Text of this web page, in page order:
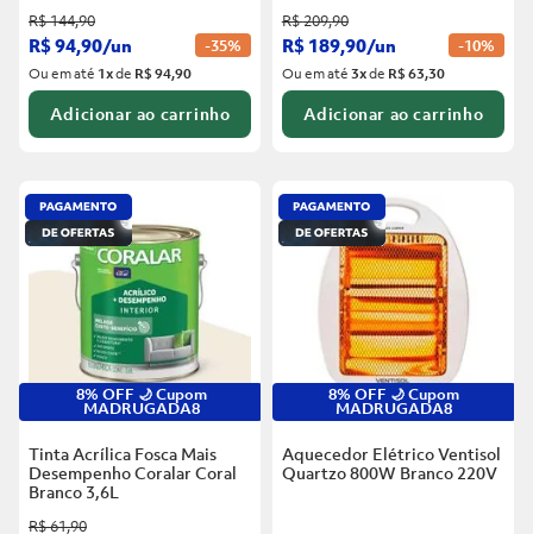
R$144,90
R$94,90/un -35%
Ou em até 1xde R$ 94,90
Adicionar ao carrinho
R$209,90
R$ 189,90/un -10%
Ou em até3xde R$ 63,30
Adicionar ao carrinho
8% OFF 🌙 Cupom
MADRUGADA8
Tinta Acrílica Fosca Mais
Desempenho Coralar Coral
Branco 3,6L
R$61,90
8% OFF 🌙 Cupom
MADRUGADA8
Aquecedor Elétrico Ventisol
Quartzo 800W Branco 220V